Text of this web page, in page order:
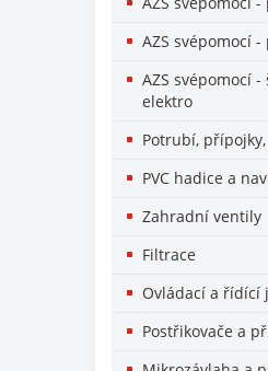
AZS svépomocí
AZS svépomocí
elektro
Potrubí,
PVC hadice a
Zahradní ventily
Filtrace
Ovládací a řídící
Postřikovače a